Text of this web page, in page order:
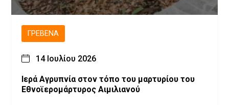
ΓΡΕΒΕΝΆ
14 Ιουλίου 2026
Ιερά Αγρυπνία στον τόπο του μαρτυρίου του
Εθνοϊερομάρτυρος Αιμιλιανού